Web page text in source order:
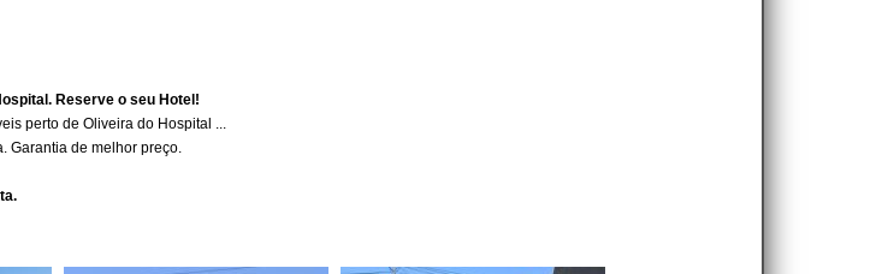
Reserve o seu Hotel!
perto de Oliveira do Hospital ...
Garantia de melhor preço.